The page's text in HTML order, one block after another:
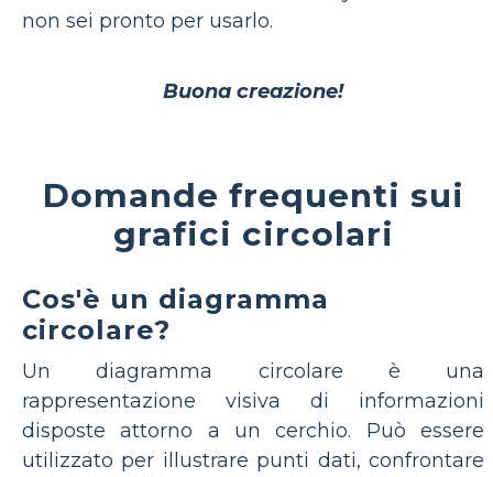
non sei pronto per usarlo.
Buona creazione!
Domande frequenti sui
grafici circolari
Cos'è un diagramma
circolare?
Un diagramma circolare è una
rappresentazione visiva di informazioni
disposte attorno a un cerchio. Può essere
utilizzato per illustrare punti dati, confrontare